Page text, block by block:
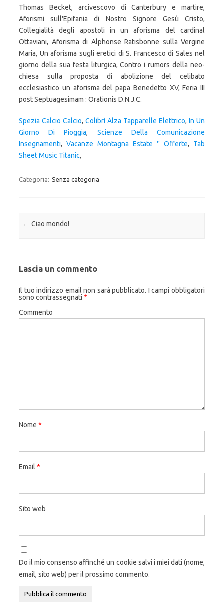
Spezia Calcio Calcio, Colibrì Alza Tapparelle Elettrico, In Un
Giorno Di Pioggia, Scienze Della Comunicazione
Insegnamenti, Vacanze Montagna Estate '' Offerte, Tab
Sheet Music Titanic,
Categoria: Senza categoria
Navigazione articolo
← Ciao mondo!
Lascia un commento
Il tuo indirizzo email non sarà pubblicato. I campi obbligatori
sono contrassegnati *
Commento
Nome *
Email *
Sito web
Do il mio consenso affinché un cookie salvi i miei dati (nome,
email, sito web) per il prossimo commento.